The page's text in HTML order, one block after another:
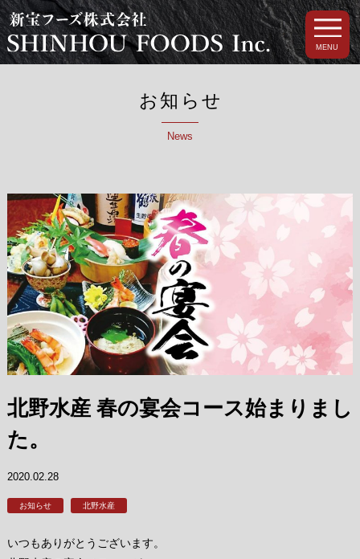
MENU
お知らせ
News
北野水産 春の宴会コース始まりまし
た。
2020.02.28
お知らせ 北野水産
いつもありがとうございます。